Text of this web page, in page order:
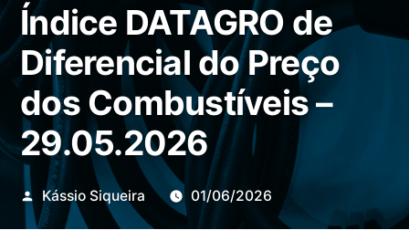
Índice DATAGRO de
Diferencial do Preço
dos Combustíveis –
29.05.2026
Publicado
por
Kássio Siqueira 01/06/2026